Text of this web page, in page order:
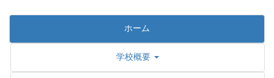
ホーム
学校概要